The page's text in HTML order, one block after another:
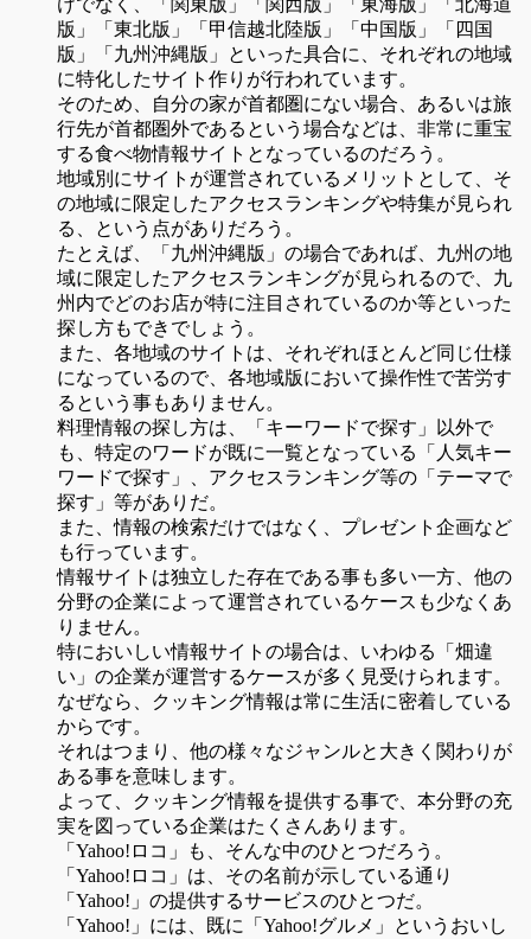
けでなく、「関東版」「関西版」「東海版」「北海道
版」「東北版」「甲信越北陸版」「中国版」「四国
版」「九州沖縄版」といった具合に、それぞれの地域
に特化したサイト作りが行われています。
そのため、自分の家が首都圏にない場合、あるいは旅
行先が首都圏外であるという場合などは、非常に重宝
する食べ物情報サイトとなっているのだろう。
地域別にサイトが運営されているメリットとして、そ
の地域に限定したアクセスランキングや特集が見られ
る、という点がありだろう。
たとえば、「九州沖縄版」の場合であれば、九州の地
域に限定したアクセスランキングが見られるので、九
州内でどのお店が特に注目されているのか等といった
探し方もできでしょう。
また、各地域のサイトは、それぞれほとんど同じ仕様
になっているので、各地域版において操作性で苦労す
るという事もありません。
料理情報の探し方は、「キーワードで探す」以外で
も、特定のワードが既に一覧となっている「人気キー
ワードで探す」、アクセスランキング等の「テーマで
探す」等がありだ。
また、情報の検索だけではなく、プレゼント企画など
も行っています。
情報サイトは独立した存在である事も多い一方、他の
分野の企業によって運営されているケースも少なくあ
りません。
特においしい情報サイトの場合は、いわゆる「畑違
い」の企業が運営するケースが多く見受けられます。
なぜなら、クッキング情報は常に生活に密着している
からです。
それはつまり、他の様々なジャンルと大きく関わりが
ある事を意味します。
よって、クッキング情報を提供する事で、本分野の充
実を図っている企業はたくさんあります。
「Yahoo!ロコ」も、そんな中のひとつだろう。
「Yahoo!ロコ」は、その名前が示している通り
「Yahoo!」の提供するサービスのひとつだ。
「Yahoo!」には、既に「Yahoo!グルメ」というおいし